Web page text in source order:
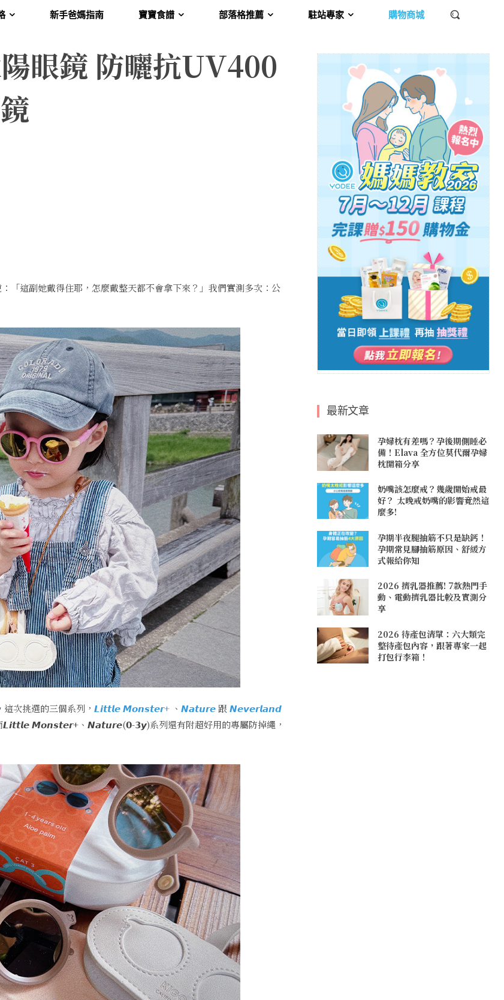
新手爸媽指南 寶寶食譜 部落格推薦 駐站專家 購物商城
眼鏡 防曬抗UV400
「這副她戴得住耶，怎麼戴整天都不會拿下來？」我們實測多次：公
這次挑選的三個系列，𝙇𝙞𝙩𝙩𝙡𝙚 𝙈𝙤𝙣𝙨𝙩𝙚𝙧+ 、𝙉𝙖𝙩𝙪𝙧𝙚 跟 𝙉𝙚𝙫𝙚𝙧𝙡𝙖𝙣𝙙
𝙈𝙤𝙣𝙨𝙩𝙚𝙧+、𝙉𝙖𝙩𝙪𝙧𝙚(𝟬-𝟯𝙮)系列還有附超好用的專屬防掉繩，
最新文章
孕婦枕有差嗎？孕後期側睡必
備！Elava 全方位莫代爾孕婦
枕開箱分享
奶嘴該怎麼戒？幾歲開始戒最
好？ 太晚戒奶嘴的影響竟然這
麼多!
孕期半夜腿抽筋不只是缺鈣！
孕期常見腳抽筋原因、舒緩方
式報給你知
2026 擠乳器推薦! 7款熱門手
動、電動擠乳器比較及實測分
享
2026 待產包清單：六大類完
整待產包內容，跟著專家一起
打包行李箱！